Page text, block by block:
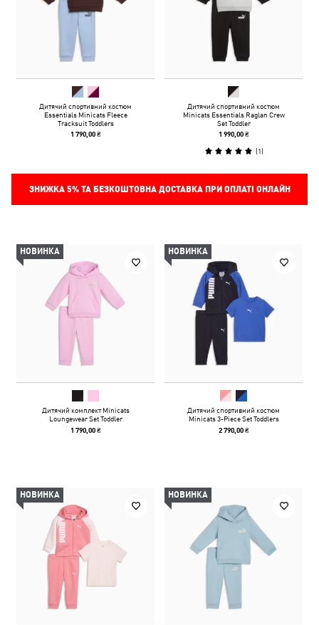
Дитячий спортивний костюм
Essentials Minicats Fleece
Tracksuit Toddlers
1 790,00 ₴
Дитячий спортивний костюм
Minicats Essentials Raglan Crew
Set Toddler
1 990,00 ₴
(1)
ЗНИЖКА 5%ТА БЕЗКОШТОВНА ДОСТАВКА ПРИ ОПЛАТІ ОНЛАЙН
НОВИНКА
Дитячий комплект Minicats
Loungewear Set Toddler
1 790,00 ₴
НОВИНКА
Дитячий спортивний костюм
Minicats 3-Piece Set Toddlers
2 790,00 ₴
НОВИНКА НОВИНКА